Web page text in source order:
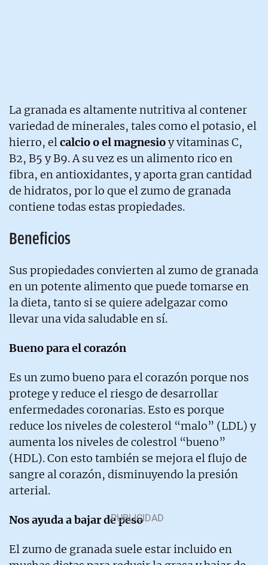
La granada es altamente nutritiva al contener
variedad de minerales, tales como el potasio, el
hierro, elcalcio o el magnesioy vitaminas C,
B2, B5 y B9. A su vez es un alimento rico en
fibra, en antioxidantes, y aporta gran cantidad
de hidratos, por lo que el zumo de granada
contiene todas estas propiedades.
Beneficios
Sus propiedades convierten al zumo de granada
en un potente alimento que puede tomarse en
la dieta, tanto si se quiere adelgazar como
llevar una vida saludable en sí.
Bueno para el corazón
Es un zumo bueno para el corazón porque nos
protege y reduce el riesgo de desarrollar
enfermedades coronarias. Esto es porque
reduce los niveles de colesterol “malo” (LDL) y
aumenta los niveles de colestrol “bueno”
(HDL). Con esto también se mejora el flujo de
sangre al corazón, disminuyendo la presión
arterial.
Nos ayuda a bajar de peso
El zumo de granada suele estar incluido en